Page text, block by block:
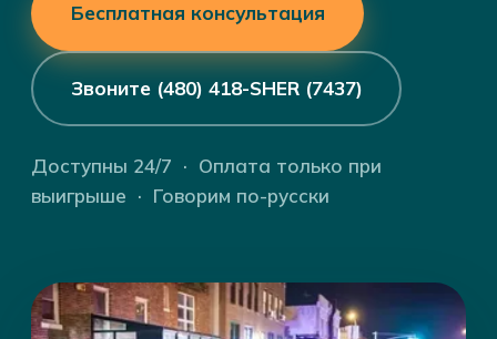
Бесплатная консультация
Звоните (480) 418-SHER (7437)
Доступны 24/7 · Оплата только при
выигрыше · Говорим по-русски